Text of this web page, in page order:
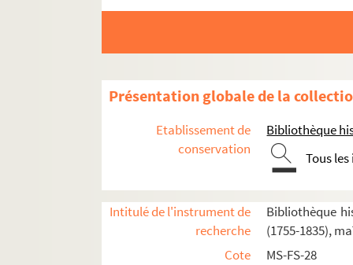
Présentation globale de la
Etablissement de
conservation
Bibliothèque
Tous
Intitulé de l'instrument de
recherche
Bibliothèque
(1755-1835),
Cote
MS-FS-28
2-MS-FS-28-02. II. Correspondance de Palloy
2-MS-FS-28-03. III. Apôtres de la Liberté.
IV. Pierres de la Bastille offertes à des
2-MS-FS-28-04. IV A. Assemblée
2-MS-FS-28-05. IV B-C. Sections et districts